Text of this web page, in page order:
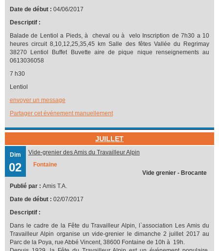
Date de début : 04/06/2017
Descriptif :
Balade de Lentiol a Pieds, à cheval ou à velo Inscription de 7h30 a 10
heures circuit 8,10,12,25,35,45 km Salle des fêtes Vallée du Regrimay
38270 Lentiol Buffet Buvette aire de pique nique renseignements au
0613036058
7 h30
Lentiol
envoyer un message
Partager cet événement manuellement
JUILLET
Dim
02
Vide-grenier des Amis du Travailleur Alpin
Fontaine
Vide grenier - Brocante
Publié par : Amis T.A.
Date de début : 02/07/2017
Descriptif :
Dans le cadre de la Fête du Travailleur Alpin, l`association Les Amis du
Travailleur Alpin organise un vide-grenier le dimanche 2 juillet 2017 au
Parc de la Poya, rue Abbé Vincent, 38600 Fontaine de 10h à 19h.